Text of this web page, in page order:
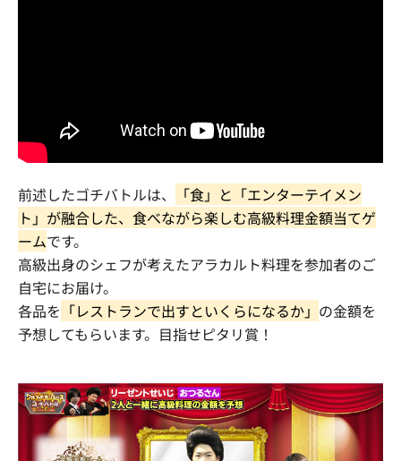
前述したゴチバトルは、
「食」と「エンターテイメン
ト」が融合した、食べながら楽しむ高級料理金額当てゲ
ームです。
高級出身のシェフが考えたアラカルト料理を参加者のご
自宅にお届け。
各品を 「レストランで出すといくらになるか」 の金額を
予想してもらいます。目指せピタリ賞！